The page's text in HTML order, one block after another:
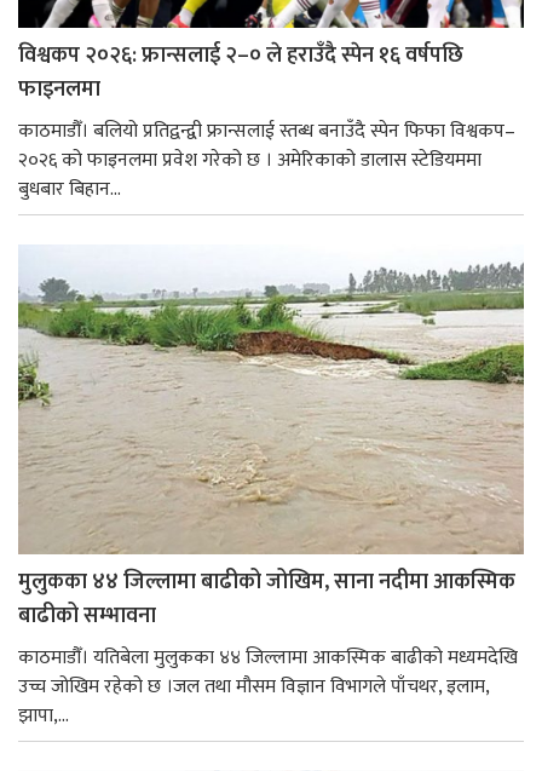
विश्वकप २०२६: फ्रान्सलाई २–० ले हराउँदै स्पेन १६ वर्षपछि
फाइनलमा
काठमाडौँ। बलियो प्रतिद्वन्द्वी फ्रान्सलाई स्तब्ध बनाउँदै स्पेन फिफा विश्वकप–
२०२६ को फाइनलमा प्रवेश गरेको छ । अमेरिकाको डालास स्टेडियममा
बुधबार बिहान...
मुलुकका ४४ जिल्लामा बाढीको जोखिम, साना नदीमा आकस्मिक
बाढीको सम्भावना
काठमाडौँ। यतिबेला मुलुकका ४४ जिल्लामा आकस्मिक बाढीको मध्यमदेखि
उच्च जोखिम रहेको छ ।जल तथा मौसम विज्ञान विभागले पाँचथर, इलाम,
झापा,...